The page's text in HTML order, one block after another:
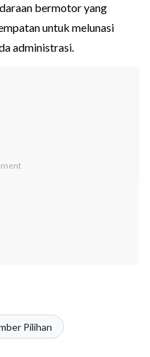
bermotor yang
untuk melunasi
administrasi.
Pilihan